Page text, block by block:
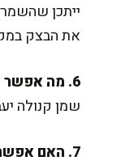
ייתכן
את הבצק
6. מה אפשר לשים במקום שמן זית?
שמן קנולה
7. האם אפשר להכין מקמח כוסמין לבן במקום מלא?